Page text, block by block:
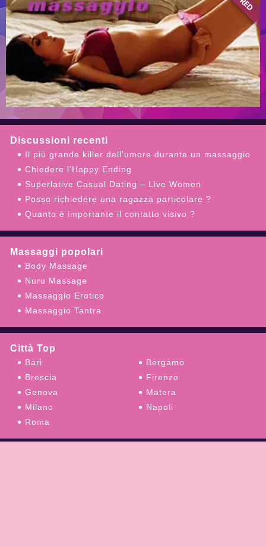
Discussioni recenti
Il più grande killer dell’umore durante un massaggio
Chiedere l’Happy Ending
Superlative Сasual Dating – Live Women
Posso richiedere una ragazza particolare ?
Quanto è importante il contatto visivo ?
Massaggi popolari
Body Massage
Nuru Massage
Massaggio Erotico
Massaggio Tantra
Città Top
Bari
Bergamo
Brescia
Firenze
Genova
Matera
Milano
Napoli
Roma